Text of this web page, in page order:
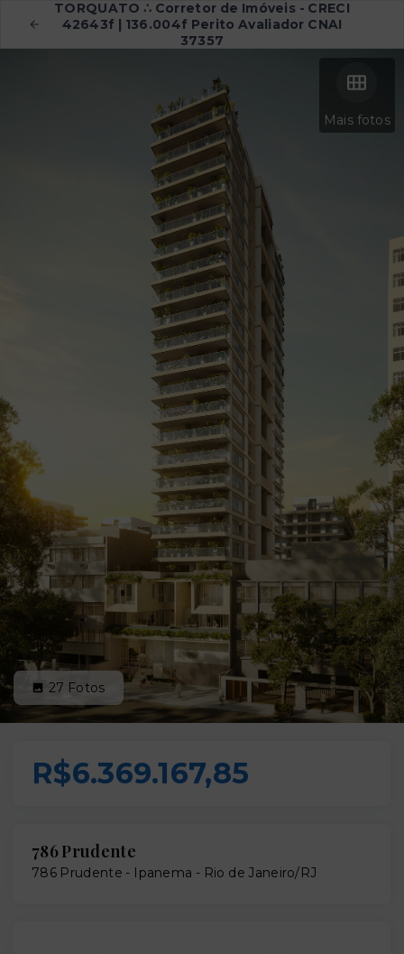
TORQUATO ∴ Corretor de Imóveis - CRECI
42643f | 136.004f Perito Avaliador CNAI
37357
Mais fotos
27 Fotos
R$6.369.167,85
786 Prudente
786 Prudente - Ipanema - Rio de Janeiro/RJ